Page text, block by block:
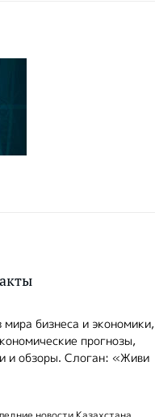
бизнеса и экономики,
прогнозы,
и обзоры. Слоган: «Живи